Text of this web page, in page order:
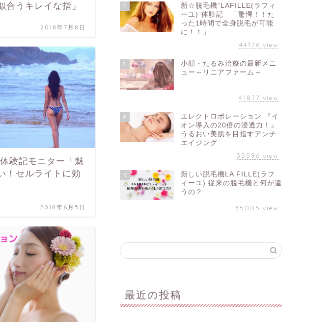
合うキレイな指」
2018年7月8日
験記モニター「魅
！セルライトに効
2018年6月5日
7
新☆脱毛機“LAFILLE(ラフィ
ーユ)”体験記 「驚愕！！た
った1時間で全身脱毛が可能
に！！」
44176 view
8
小顔・たるみ治療の最新メニ
ュー～リニアファーム～
41877 view
9
エレクトロポレーション 『イ
オン導入の20倍の浸透力！』
うるおい美肌を目指すアンチ
エイジング
35596 view
10
新しい脱毛機LA FILLE(ラフ
ィーユ) 従来の脱毛機と何が違
うの？
35005 view
最近の投稿